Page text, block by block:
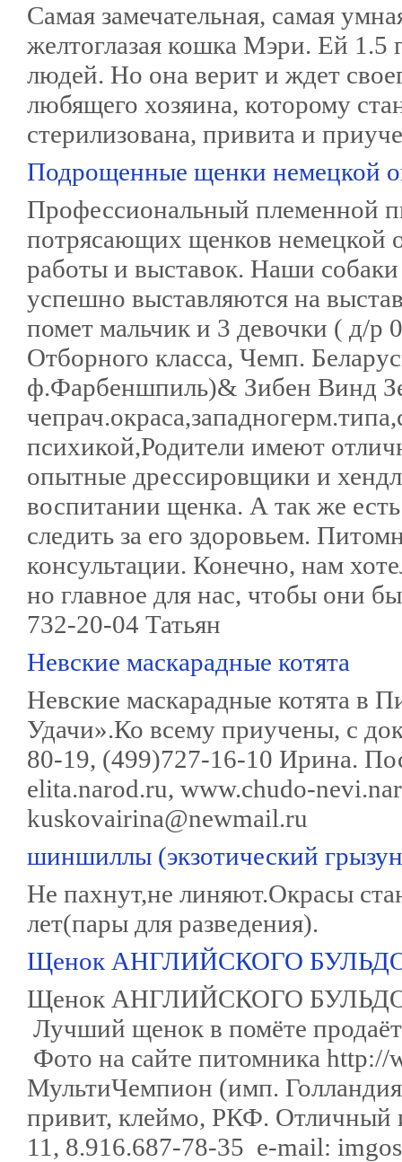
Самая замечательная, самая
желтоглазая кошка Мэри. Ей 1.5
людей. Но она верит и ждет
любящего хозяина, которому
стерилизована, привита и
Подрощенные щенки немецкой
Профессиональный племенной
потрясающих щенков немецкой
работы и выставок. Наши
успешно выставляются на
помет мальчик и 3 девочки ( д/р
Отборного класса, Чемп.
ф.Фарбеншпиль)& Зибен Винд
психикой,Родители имеют
опытные дрессировщики и
воспитании щенка. А так же
следить за его здоровьем.
консультации. Конечно, нам
но главное для нас, чтобы они
732-20-04 Татьян
Невские маскарадные котята
Невские маскарадные котята в
Удачи».Ко всему приучены, с
80-19, (499)727-16-10 Ирина.
elita.narod.ru, www.chudo-
kuskovairina@newmail.ru
шиншиллы (экзотический
Не пахнут,не линяют.Окрасы
лет(пары для разведения).
Щенок АНГЛИЙСКОГО
Щенок АНГЛИЙСКОГО
Лучший щенок в помёте
Фото на сайте питомника
МультиЧемпион (имп.
привит, клеймо, РКФ. Отличный
11, 8.916.687-78-35 e-mail: